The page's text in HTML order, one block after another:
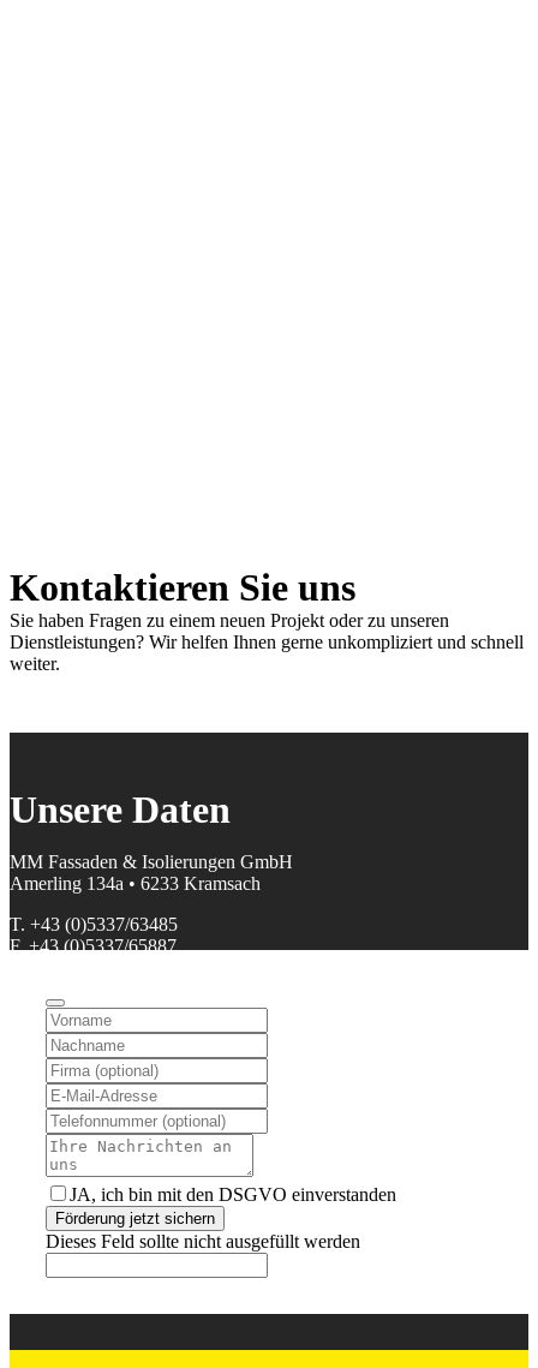
Kontaktieren Sie uns
Sie haben Fragen zu einem neuen Projekt oder zu unseren
Dienstleistungen? Wir helfen Ihnen gerne unkompliziert und schnell
weiter.
Unsere Daten
MM Fassaden & Isolierungen GmbH
Amerling 134a • 6233 Kramsach
T. +43 (0)5337/63485
F. +43 (0)5337/65887
FN 39010v • ATU32408203 • DGNR (HFU) 800 95 1266
Facebook•Instagram
Geschäftszeiten:
Mo. – Fr. von 07:00 – 17:00
JA, ich bin mit den DSGVO einverstanden
Förderung jetzt sichern
Dieses Feld sollte nicht ausgefüllt werden